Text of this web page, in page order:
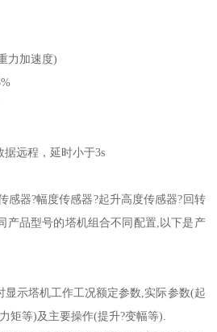
力加速度)
据远程，延时小于3s
感器?幅度传感器?起升高度传感器?回转
产品型号的塔机组合不同配置,以下是产
显示塔机工作工况额定参数,实际参数(起
矩等)及主要操作(提升?变幅等).